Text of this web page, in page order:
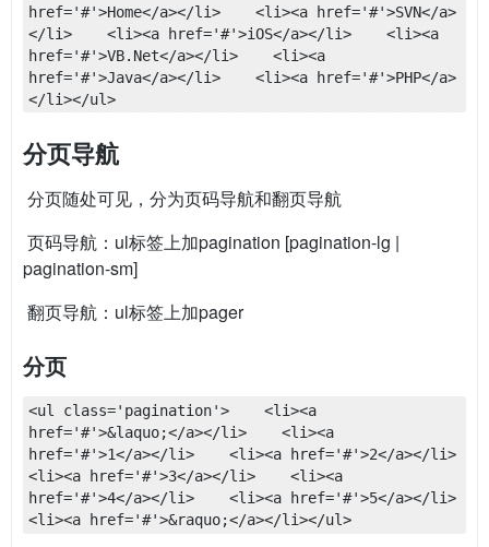
href='#'>Home</a></li>    <li><a href='#'>SVN</a>
</li>    <li><a href='#'>iOS</a></li>    <li><a
href='#'>VB.Net</a></li>    <li><a
href='#'>Java</a></li>    <li><a href='#'>PHP</a>
</li></ul>
分页导航
​ 分页随处可见，分为页码导航和翻页导航
​ 页码导航：ul标签上加pagination [pagination-lg |
pagination-sm]
​ 翻页导航：ul标签上加pager
分页
<ul class='pagination'>    <li><a
href='#'>&laquo;</a></li>    <li><a
href='#'>1</a></li>    <li><a href='#'>2</a></li>
<li><a href='#'>3</a></li>    <li><a
href='#'>4</a></li>    <li><a href='#'>5</a></li>
<li><a href='#'>&raquo;</a></li></ul>